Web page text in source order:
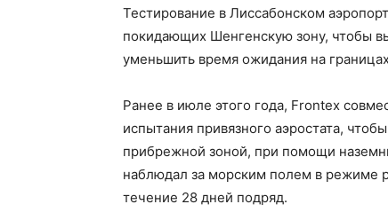
Тестирование в Лиссабонском
покидающих Шенгенскую зону, чтобы
уменьшить время ожидания на
Ранее в июле этого года, Frontex
испытания привязного аэростата,
прибрежной зоной, при помощи
наблюдал за морским полем в режиме
течение 28 дней подряд.